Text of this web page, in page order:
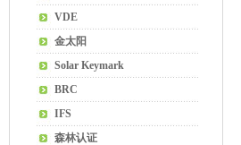
VDE
金太阳
Solar Keymark
BRC
IFS
森林认证